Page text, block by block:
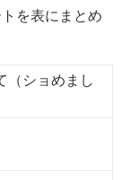
を表にまとめ
（ショめまし